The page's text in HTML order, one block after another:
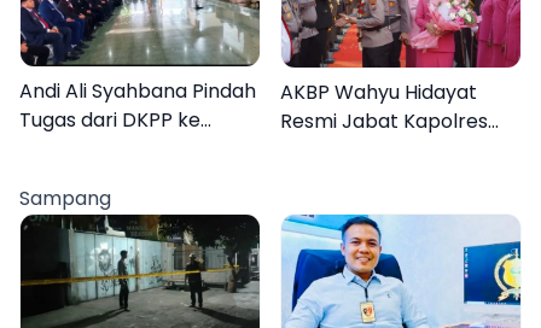
Andi Ali Syahbana Pindah
Tugas dari DKPP ke
AKBP Wahyu Hidayat
Resmi Jabat Kapolres
Sampang